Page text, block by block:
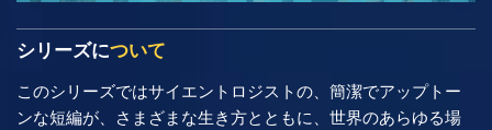
シリーズについて
このシリーズではサイエントロジストの、簡潔でアップトー
ンな短編が、さまざまな生き方とともに、世界のあらゆる場